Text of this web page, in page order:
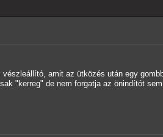
amit az ütközés után egy
"kerreg" de nem forgatja az önindítót sem.